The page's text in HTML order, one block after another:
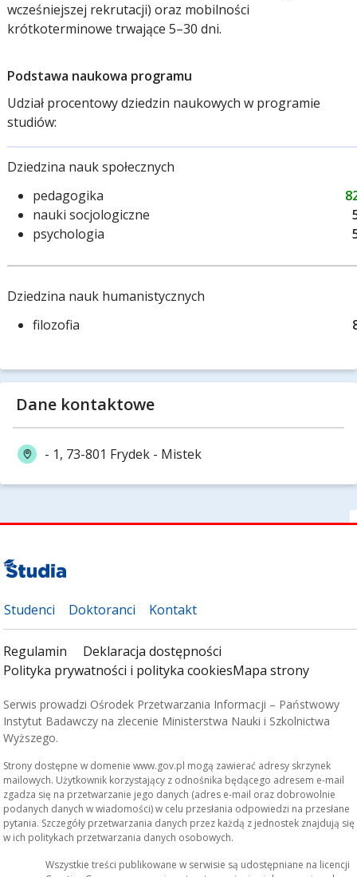
wcześniejszej rekrutacji) oraz mobilności
krótkoterminowe trwające 5–30 dni.
Podstawa naukowa programu
Udział procentowy dziedzin naukowych w programie
studiów:
Dziedzina nauk społecznych
pedagogika
nauki socjologiczne
psychologia
Dziedzina nauk humanistycznych
filozofia
Dane kontaktowe
- 1, 73-801 Frydek - Mistek
Studenci Doktoranci Kontakt
Regulamin
Deklaracja dostępności
Polityka prywatności i polityka cookiesMapa strony
Serwis prowadzi Ośrodek Przetwarzania Informacji – Państwowy
Instytut Badawczy na zlecenie Ministerstwa Nauki i Szkolnictwa
Wyższego.
Strony dostępne w domenie www.gov.pl mogą zawierać adresy skrzynek
mailowych. Użytkownik korzystający z odnośnika będącego adresem e-mail
zgadza się na przetwarzanie jego danych (adres e-mail oraz dobrowolnie
podanych danych w wiadomości) w celu przesłania odpowiedzi na przesłane
pytania. Szczegóły przetwarzania danych przez każdą z jednostek znajdują się
w ich politykach przetwarzania danych osobowych.
Wszystkie treści publikowane w serwisie są udostępniane na licencji